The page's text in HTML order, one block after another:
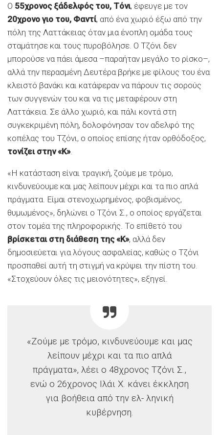
Ο 55χρονος ξάδελφός του, Τόνι, έφευγε με τον
20χρονο γιο του, Φαντί, από ένα χωριό έξω από την
πόλη της Λαττάκειας όταν μια ένοπλη ομάδα τους
σταμάτησε και τους πυροβόλησε. Ο Τζόνι δεν
μπορούσε να πάει άμεσα –παραήταν μεγάλο το ρίσκο–,
αλλά την περασμένη Δευτέρα βρήκε με φίλους του ένα
κλειστό βανάκι και κατάφεραν να πάρουν τις σορούς
των συγγενών του και να τις μεταφέρουν στη
Λαττάκεια. Σε άλλο χωριό, και πάλι κοντά στη
συγκεκριμένη πόλη, δολοφόνησαν τον αδελφό της
κοπέλας του Τζόνι, ο οποίος επίσης ήταν ορθόδοξος,
τονίζει στην «Κ».
«Η κατάσταση είναι τραγική, ζούμε με τρόμο,
κινδυνεύουμε και μας λείπουν μέχρι και τα πιο απλά
πράγματα. Είμαι στενοχωρημένος, φοβισμένος,
θυμωμένος», δηλώνει ο Τζόνι Σ., ο οποίος εργάζεται
στον τομέα της πληροφορικής. Το επίθετό του
βρίσκεται στη διάθεση της «Κ», αλλά δεν
δημοσιεύεται για λόγους ασφαλείας, καθώς ο Τζόνι
προσπαθεί αυτή τη στιγμή να κρύψει την πίστη του.
«Στοχεύουν όλες τις μειονότητες», εξηγεί.
«Ζούμε με τρόμο, κινδυνεύουμε και μας
λείπουν μέχρι και τα πιο απλά
πράγματα», λέει ο 48χρονος Τζόνι Σ.,
ενώ ο 26χρονος Ιλάι Χ. κάνει έκκληση
για βοήθεια από την ελ- ληνική
κυβέρνηση.